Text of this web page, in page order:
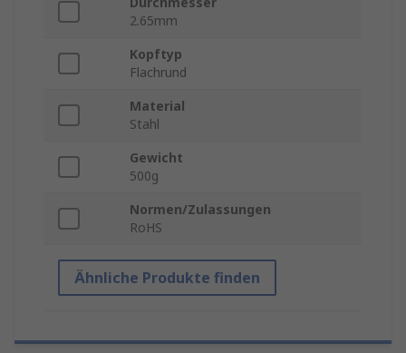
2.65mm
Kopftyp
Flachrund
Material
Stahl
Gewicht
500g
Normen/Zulassungen
RoHS
Ähnliche Produkte finden